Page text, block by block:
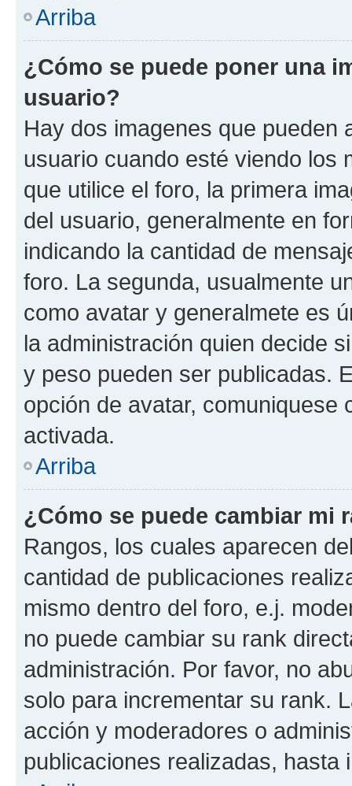
Arriba
¿Cómo se puede poner una
usuario?
Hay dos imagenes que pueden
usuario cuando esté viendo los
que utilice el foro, la primera
del usuario, generalmente en
indicando la cantidad de
foro. La segunda, usualmente
como avatar y generalmete es
la administración quien decide
y peso pueden ser publicadas.
opción de avatar, comuniquese
activada.
Arriba
¿Cómo se puede cambiar mi
Rangos, los cuales aparecen
cantidad de publicaciones
mismo dentro del foro, e.j.
no puede cambiar su rank
administración. Por favor, no
solo para incrementar su rank.
acción y moderadores o
publicaciones realizadas, hasta